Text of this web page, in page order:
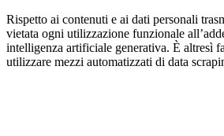
Rispetto ai contenuti e ai dati personali
vietata ogni utilizzazione funzionale
intelligenza artificiale generativa. È altresì
utilizzare mezzi automatizzati di data